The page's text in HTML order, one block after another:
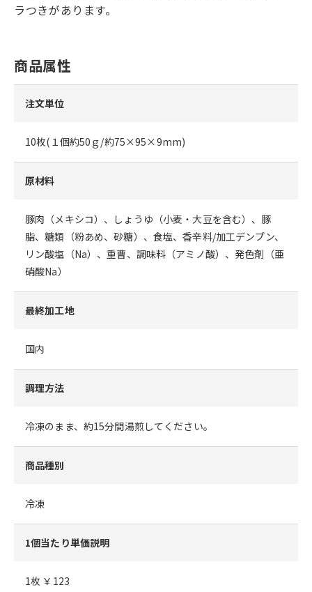
ラつきがあります。
商品属性
注文単位
10枚(１個約50ｇ/約75×95×9mm)
原材料
豚肉（メキシコ）、しょうゆ（小麦・大豆を含む）、豚
脂、糖類（粉あめ、砂糖）、食塩、香辛料/加工デンプン、
リン酸塩（Na）、重曹、調味料（アミノ酸）、発色剤（亜
硝酸Na）
最終加工地
国内
調理方法
冷凍のまま、約15分間湯煎してください。
商品種別
冷凍
1個当たり単価説明
1枚 ￥123